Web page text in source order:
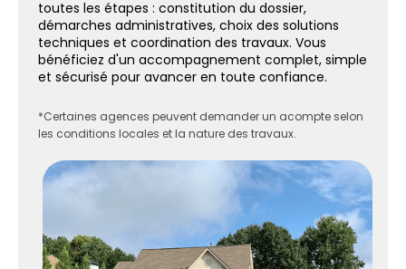
toutes les étapes : constitution du dossier,
démarches administratives, choix des solutions
techniques et coordination des travaux. Vous
bénéficiez d'un accompagnement complet, simple
et sécurisé pour avancer en toute confiance.
*Certaines agences peuvent demander un acompte selon
les conditions locales et la nature des travaux.